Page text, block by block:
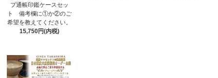
プ通帳印鑑ケースセッ
ト 備考欄に①か②のご
希望を教えてください。
15,750円(内税)